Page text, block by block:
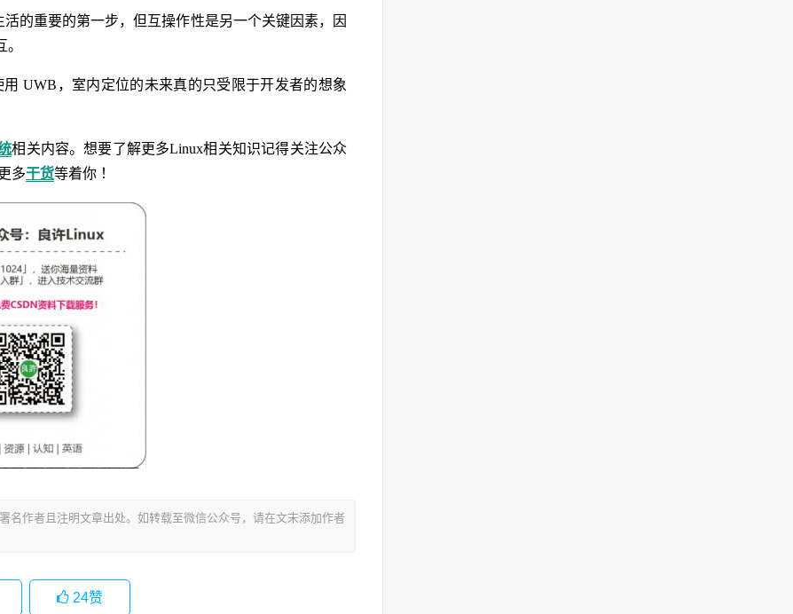
的重要的第一步，但互操作性是另一个关键因素，因
UWB，室内定位的未来真的只受限于开发者的想象
相关内容。想要了解更多Linux相关知识记得关注公众
多干货等着你 ！
名作者且注明文章出处。如转载至微信公众号，请在文末添加作者
24赞